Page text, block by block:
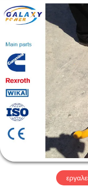
ΣΠΊΤΙ
ΠΡΟΪΌΝΤΑ
ΣΧΕΤΙΚΆ
ΜΕ
ΕΜΆΣ
ΕΠΙΣΚΈΨΕΙΣ
power
industry
limited.